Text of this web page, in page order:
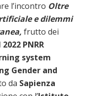
l’incontro Oltre
e dilemmi
frutto dei
2022 PNRR
system
Gender and
da Sapienza